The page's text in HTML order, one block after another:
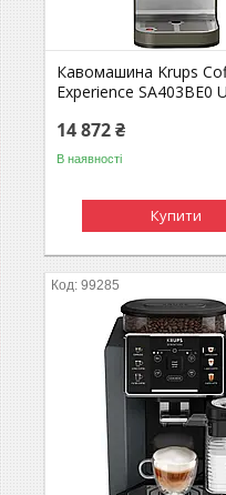
Кавомашина Krups
Experience SA403BE0
14 872 ₴
В наявності
Купити
99285